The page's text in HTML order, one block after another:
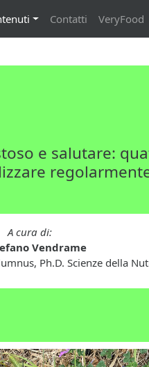
Contatti VeryFood
e salutare:
A cura di:
Vendrame
Ph.D. Scienze della